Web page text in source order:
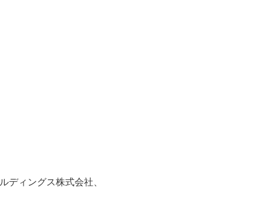
ィングス株式会社、